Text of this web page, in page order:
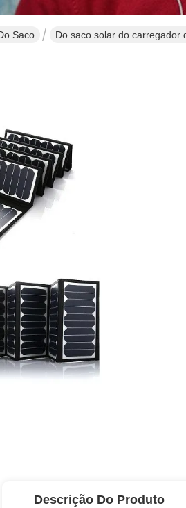
Saco Do saco solar do carregador
Descrição Do Produto